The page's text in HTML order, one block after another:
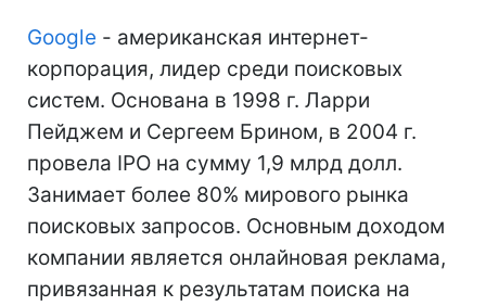
Google - американская интернет-
корпорация, лидер среди поисковых
систем. Основана в 1998 г. Ларри
Пейджем и Сергеем Брином, в 2004 г.
провела IPO на сумму 1,9 млрд долл.
Занимает более 80% мирового рынка
поисковых запросов. Основным доходом
компании является онлайновая реклама,
привязанная к результатам поиска на